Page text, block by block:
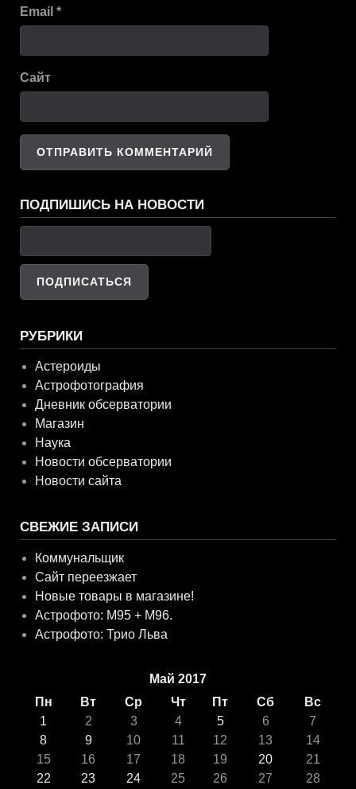
Email *
Сайт
ПОДПИШИСЬ НА НОВОСТИ
РУБРИКИ
Астероиды
Астрофотография
Дневник обсерватории
Магазин
Наука
Новости обсерватории
Новости сайта
СВЕЖИЕ ЗАПИСИ
Коммунальщик
Сайт переезжает
Новые товары в магазине!
Астрофото: M95 + M96.
Астрофото: Трио Льва
Май 2017
Пн
Вт Ср Чт Пт Сб
Вс
1
2 3 4 5 6
7
8
9 10 11 12 13
14
15
16 17 18 19 20
21
22
23 24 25 26 27
28